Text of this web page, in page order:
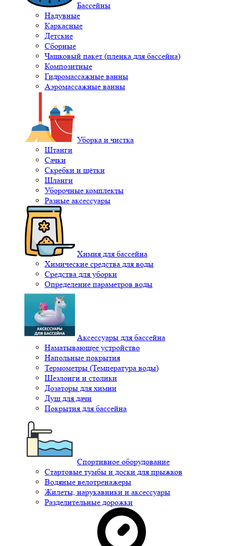
Бассейны
Надувные
Каркасные
Детские
Сборные
Чашковый пакет (пленка для бассейна)
Композитные
Гидромассажные ванны
Аэромассажные ванны
Уборка и чистка
Штанги
Сачки
Скребки и щётки
Шланги
Уборочные комплекты
Разные аксессуары
Химия для бассейна
Химические средства для воды
Средства для уборки
Определение параметров воды
Аксессуары для бассейна
Наматывающее устройство
Напольные покрытия
Термометры (Температура воды)
Шезлонги и столики
Дозаторы для химии
Душ для дачи
Покрытия для бассейна
Спортивное оборудование
Стартовые тумбы и доски для прыжков
Водяные велотренажеры
Жилеты, нарукавники и аксессуары
Разделительные дорожки